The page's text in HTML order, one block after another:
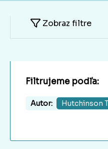
Zobraz filtre
Filtrujeme podľa:
Autor: Hutchinson